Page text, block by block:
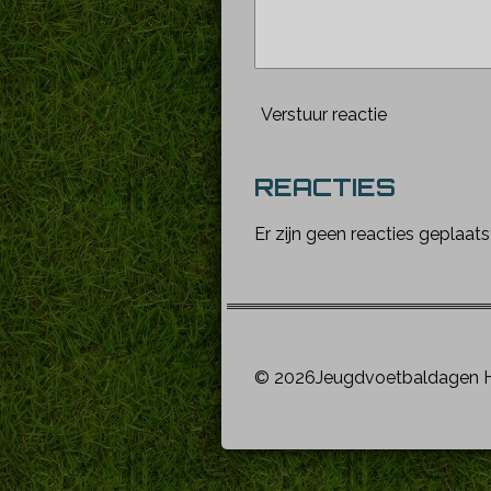
Verstuur reactie
REACTIES
Er zijn geen reacties
© 2026Jeugdvoetbaldagen